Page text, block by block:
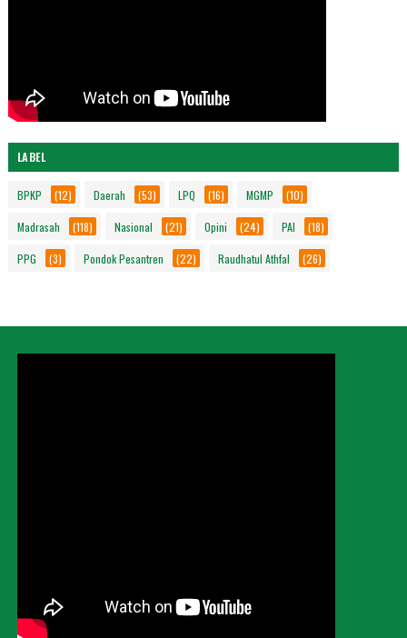
LABEL
BPKP (12) Daerah (53) LPQ (16) MGMP (10)
Madrasah (118) Nasional (21) Opini (24) PAI (18)
PPG (3) Pondok Pesantren (22) Raudhatul Athfal (26)